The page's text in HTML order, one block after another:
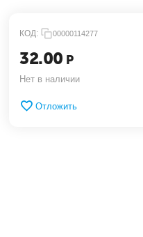
КОД: 00000114277
32.00 Р
Нет в наличии
Отложить